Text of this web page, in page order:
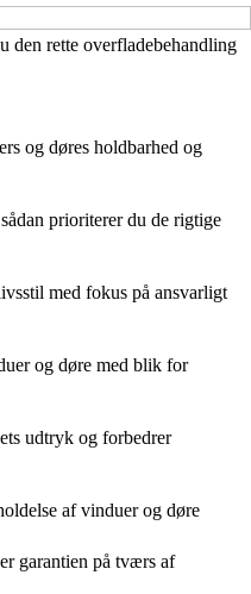
den rette overfladebehandling
og døres holdbarhed og
prioriterer du de rigtige
med fokus på ansvarligt
og døre med blik for
udtryk og forbedrer
af vinduer og døre
garantien på tværs af